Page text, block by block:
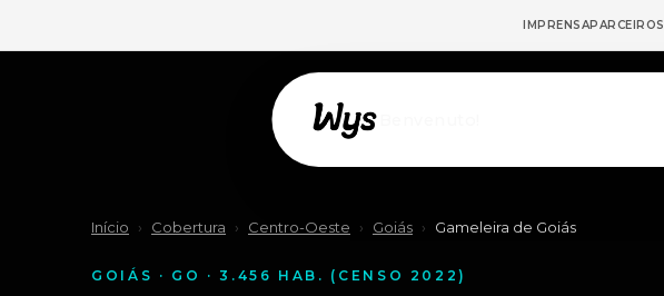
IMPRENSAPARCEIROS
Início › Cobertura › Centro-Oeste › Goiás › Gameleira de Goiás
GOIÁS · GO · 3.456 HAB. (CENSO 2022)